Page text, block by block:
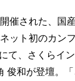
催された、国
ット初のカン
て、さくらイ
俊和が登壇。